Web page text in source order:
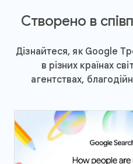
Створено в
Дізнайтеся, як Google
в різних країнах
агентствах,